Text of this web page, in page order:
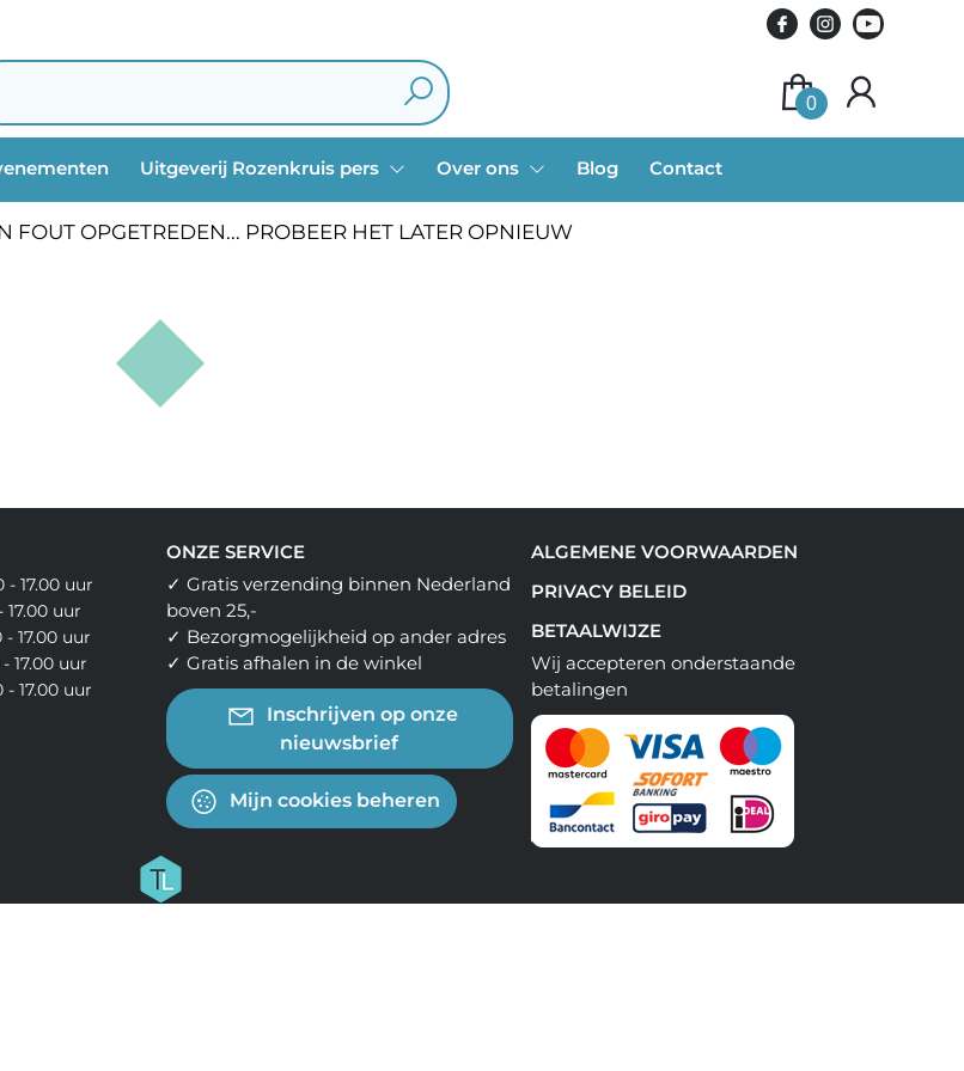
0
Uitgeverij Rozenkruis pers Over ons Blog Contact
FOUT OPGETREDEN... PROBEER HET LATER OPNIEUW
- 17.00 uur
17.00 uur
- 17.00 uur
17.00 uur
- 17.00 uur
ONZE SERVICE
✓ Gratis verzending binnen Nederland
boven 25,-
✓ Bezorgmogelijkheid op ander adres
✓ Gratis afhalen in de winkel
Inschrijven op onze
nieuwsbrief
Mijn cookies beheren
ALGEMENE VOORWAARDEN
PRIVACY BELEID
BETAALWIJZE
Wij accepteren onderstaande
betalingen